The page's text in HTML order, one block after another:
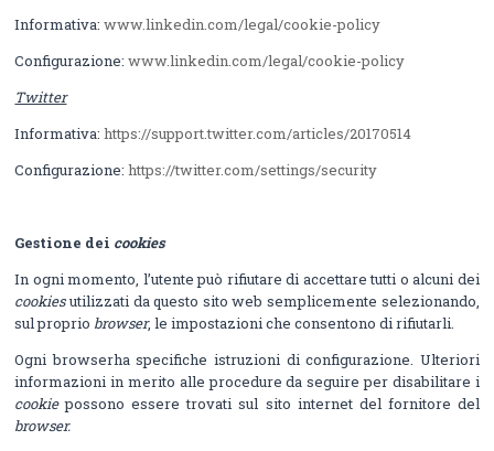
Informativa:www.linkedin.com/legal/cookie-policy
Configurazione:www.linkedin.com/legal/cookie-policy
Twitter
Informativa:https://support.twitter.com/articles/20170514
Configurazione:https://twitter.com/settings/security
Gestione dei cookies
In ogni momento, l’utente può rifiutare di accettare tutti o alcuni dei
cookiesutilizzati da questo sito web semplicemente selezionando,
sul proprio browser, le impostazioni che consentono di rifiutarli.
Ogni browserha specifiche istruzioni di configurazione. Ulteriori
informazioni in merito alle procedure da seguire per disabilitare i
cookiepossono essere trovati sul sito internet del fornitore del
browser.